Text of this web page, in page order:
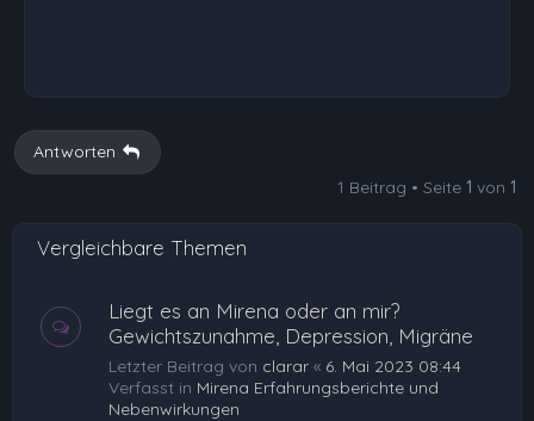
Antworten
1 Beitrag • Seite 1 von 1
Vergleichbare Themen
Liegt es an Mirena oder an mir?
Gewichtszunahme, Depression, Migräne
Letzter Beitrag von clarar « 6. Mai 2023 08:44
Verfasst in Mirena Erfahrungsberichte und
Nebenwirkungen